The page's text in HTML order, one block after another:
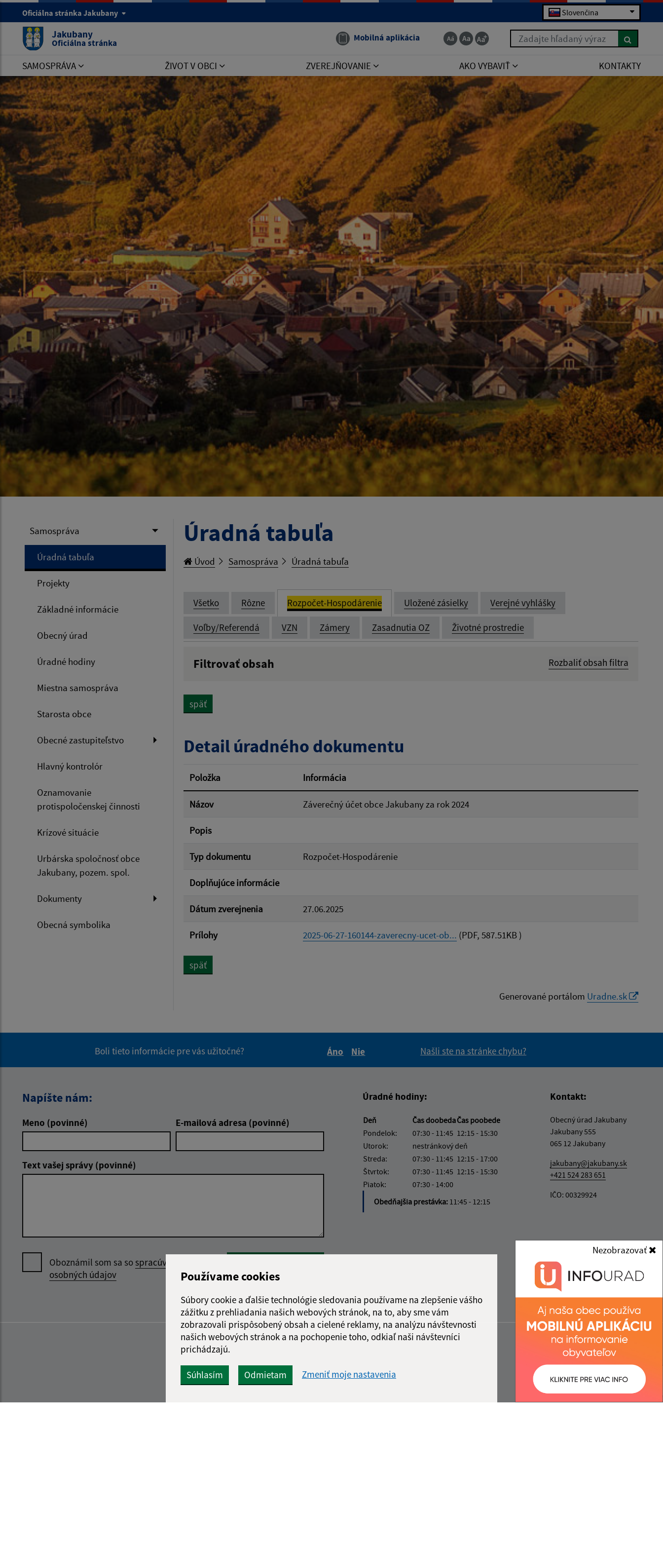
Používame cookies
Súbory cookie a ďalšie technológie sledovania používame na zlepšenie vášho
zážitku z prehliadania našich webových stránok, na to, aby sme vám
zobrazovali prispôsobený obsah a cielené reklamy, na analýzu návštevnosti
našich webových stránok a na pochopenie toho, odkiaľ naši návštevníci
prichádzajú.
Súhlasím Odmietam Zmeniť moje nastavenia
Nezobrazovať
Oficiálna stránka Jakubany Slovenčina
Jakubany
Oficiálna stránka Mobilná aplikácia Zadajte hľadaný výraz
SAMOSPRÁVA ŽIVOT V OBCI ZVEREJŇOVANIE AKO VYBAVIŤ KONTAKTY
Samospráva
Úradná tabuľa
Projekty
Základné informácie
Obecný úrad
Úradné hodiny
Miestna samospráva
Starosta obce
Obecné zastupiteľstvo
Hlavný kontrolór
Oznamovanie
protispoločenskej činnosti
Krízové situácie
Urbárska spoločnosť obce
Jakubany, pozem. spol.
Dokumenty
Obecná symbolika
Úradná tabuľa
Úvod Samospráva Úradná tabuľa
Všetko Rôzne Rozpočet-Hospodárenie Uložené zásielky Verejné vyhlášky
Voľby/Referendá VZN Zámery Zasadnutia OZ Životné prostredie
Filtrovať obsah Rozbaliť obsah filtra
Filtrovať
späť
Detail úradného dokumentu
Položka Informácia
Názov Záverečný účet obce Jakubany za rok 2024
Popis
Typ dokumentu Rozpočet-Hospodárenie
Doplňujúce informácie
Dátum zverejnenia 27.06.2025
Prílohy 2025-06-27-160144-zaverecny-ucet-ob... (PDF, 587.51KB )
späť
Generované portálom Uradne.sk
Boli tieto informácie pre vás užitočné?
Áno
Nie
Našli ste na stránke chybu?
Napíšte nám:
Meno (povinné) E-mailová adresa (povinné)
Text vašej správy (povinné)
Oboznámil som sa sospracúvaním
osobných údajov
Úradné hodiny:
Deň Čas doobedaČas poobede
Pondelok:
07:30 - 11:45 12:15 - 15:30
Utorok:
nestránkový deň
Streda:
07:30 - 11:45 12:15 - 17:00
Štvrtok:
07:30 - 11:45 12:15 - 15:30
Piatok:
07:30 - 14:00
Obedňajšia prestávka: 11:45 - 12:15
Kontakt:
Obecný úrad Jakubany
Jakubany 555
065 12 Jakubany
jakubany@jakubany.sk
+421 524 283 651
IČO: 00329924